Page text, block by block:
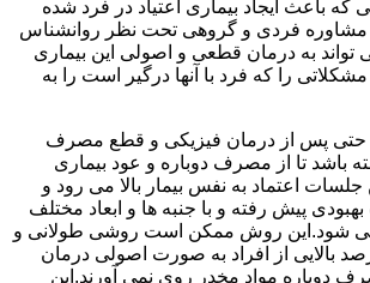
باعث ایجاد بیماری اعتیاد در فرد شده
مشاوره فردی و گروهی تحت نظر روانشناس
به درمان قطعی و اصولی این بیماری
را که فرد با آنها درگیر است را به
حتی پس از درمان فیزیکی و قطع مصرف
باشد تا از مصرف دوباره و عود بیماری
اعتماد به نفس بیمار بالا می رود و
پیش رفته و با جنبه ها و ابعاد مختلف
شود.این روش ممکن است روشی طولانی و
بالایی از افراد به صورت اصولی درمان
دوباره مواد مخدر روی نمی آورند.این